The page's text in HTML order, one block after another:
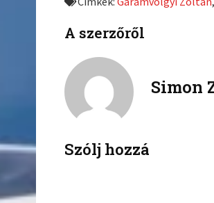
o
f
b
A szerzőről
Simon
Szólj hozzá